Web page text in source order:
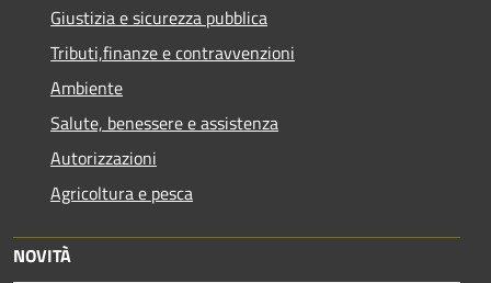
Giustizia e sicurezza pubblica
Tributi,finanze e contravvenzioni
Ambiente
Salute, benessere e assistenza
Autorizzazioni
Agricoltura e pesca
NOVITÀ